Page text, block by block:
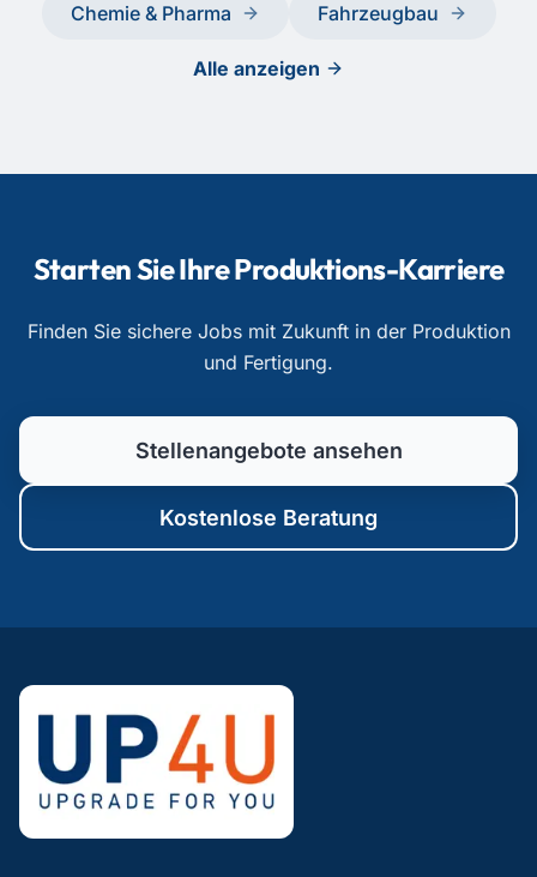
Chemie & Pharma Fahrzeugbau
Alle anzeigen
Starten Sie Ihre Produktions-Karriere
Finden Sie sichere Jobs mit Zukunft in der Produktion
und Fertigung.
Stellenangebote ansehen
Kostenlose Beratung